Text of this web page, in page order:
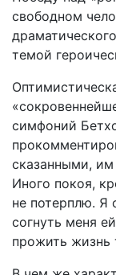
свободном
темой
симфоний
сказанными,
Иного покоя,
не потерплю. Я
согнуть меня
прожить жизнь